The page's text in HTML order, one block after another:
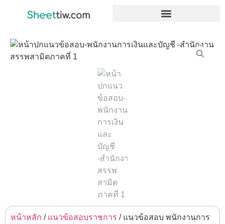
หน้าหลัก / แนวข้อสอบราชการ / แนวข้อสอบ พนักงานการ